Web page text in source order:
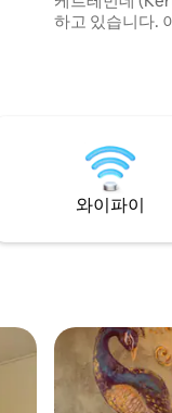
하고 있습니다.
세탁기와 건조
맛있는 주방으
특히 호텔 어디
독특한 전망을
와이파이